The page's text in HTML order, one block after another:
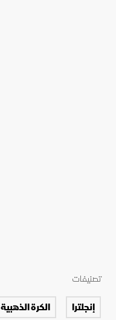
تصنيفات
إنجلترا الكرة الذهبية